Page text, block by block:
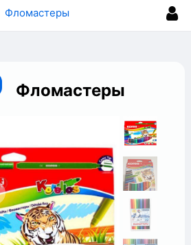
Фломастеры
Фломастеры